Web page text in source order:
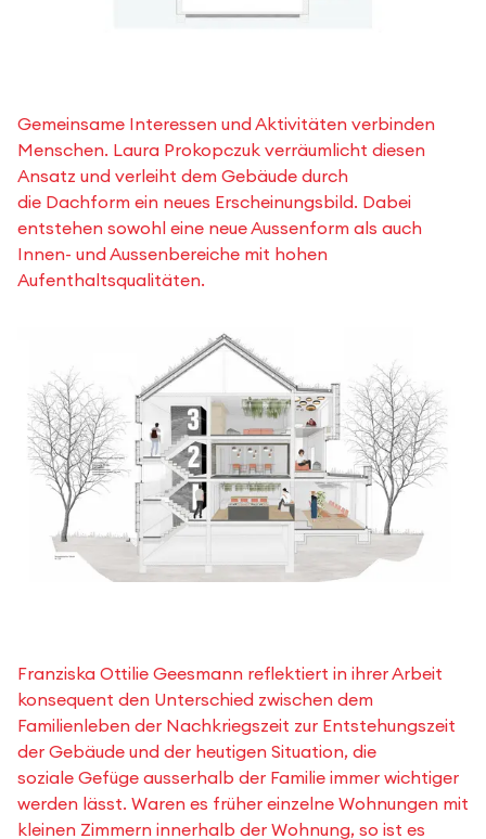
Gemeinsame Interessen und Aktivitäten verbinden
Menschen. Laura Prokopczuk verräumlicht diesen
Ansatz und verleiht dem Gebäude durch
die Dachform ein neues Erscheinungsbild. Dabei
entstehen sowohl eine neue Aussenform als auch
Innen- und Aussenbereiche mit hohen
Aufenthaltsqualitäten.
Franziska Ottilie Geesmann reflektiert in ihrer Arbeit
konsequent den Unterschied zwischen dem
Familienleben der Nachkriegszeit zur Entstehungszeit
der Gebäude und der heutigen Situation, die
soziale Gefüge ausserhalb der Familie immer wichtiger
werden lässt. Waren es früher einzelne Wohnungen mit
kleinen Zimmern innerhalb der Wohnung, so ist es